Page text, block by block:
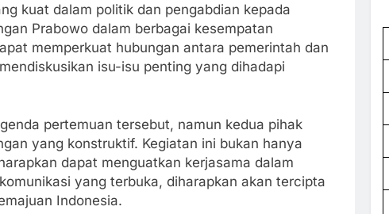
kuat dalam politik dan pengabdian kepada
Prabowo dalam berbagai kesempatan
memperkuat hubungan antara pemerintah dan
isu-isu penting yang dihadapi
pertemuan tersebut, namun kedua pihak
yang konstruktif. Kegiatan ini bukan hanya
dapat menguatkan kerjasama dalam
yang terbuka, diharapkan akan tercipta
Indonesia.